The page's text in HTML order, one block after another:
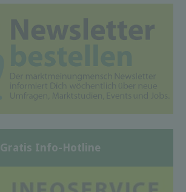
Gratis Info-Hotline